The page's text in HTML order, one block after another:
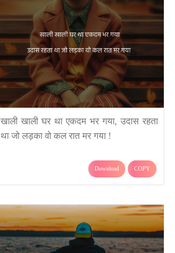
खाली खाली घर था एकदम भर गया, उदास रहता
था जो लड़का वो कल रात मर गया !
Download COPY